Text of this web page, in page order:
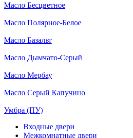
Масло Бесцветное
Масло Полярное-Белое
Масло Базальт
Масло Дымчато-Серый
Масло Мербау
Масло Серый Капучино
Умбра (ПУ)
Входные двери
Межкомнатные двери